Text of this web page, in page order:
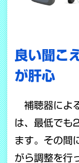
良い聞こ
が肝心
補聴器によ
は、最低でも
ます。その間
がら調整を行